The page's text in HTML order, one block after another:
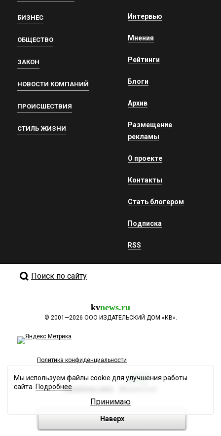
БИЗНЕС
ОБЩЕСТВО
ЗАКОН
НОВОСТИ КОМПАНИЙ
ПРОИСШЕСТВИЯ
СТИЛЬ ЖИЗНИ
Интервью
Мнения
Рейтинги
Блоги
Архив
Размещение
рекламы
О проекте
Контакты
Стать блогером
Подписка
RSS
Поиск по сайту
kvnews.ru
© 2001—2026 ООО ИЗДАТЕЛЬСКИЙ ДОМ «КВ».
Политика конфиденциальности
Разработка сайта
Наверх
Мы используем файлы cookie для улучшения работы
сайта. Подробнее
Принимаю